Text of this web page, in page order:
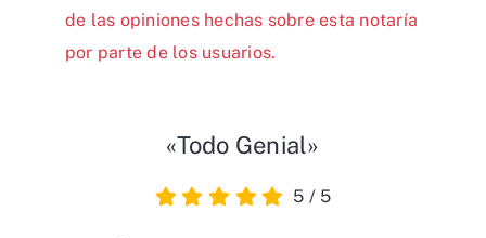
de las opiniones hechas sobre esta notaría
por parte de los usuarios.
«Todo Genial»
5 / 5